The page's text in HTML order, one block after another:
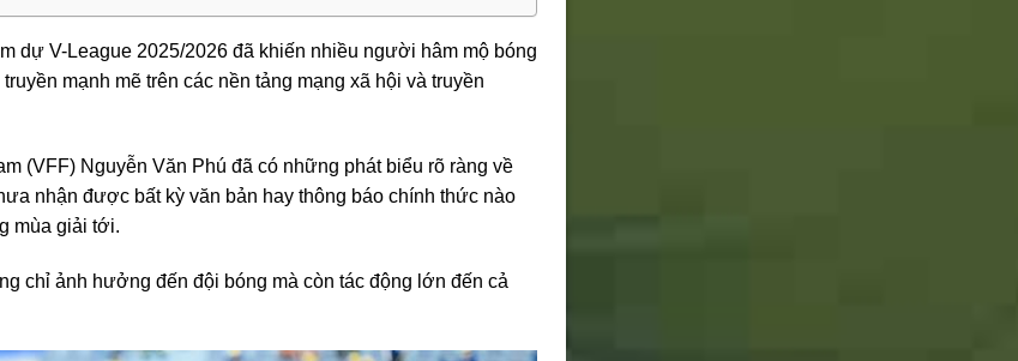
dự V-League 2025/2026 đã khiến nhiều người hâm mộ bóng
mạnh mẽ trên các nền tảng mạng xã hội và truyền
(VFF) Nguyễn Văn Phú đã có những phát biểu rõ ràng về
nhận được bất kỳ văn bản hay thông báo chính thức nào
mùa giải tới.
chỉ ảnh hưởng đến đội bóng mà còn tác động lớn đến cả